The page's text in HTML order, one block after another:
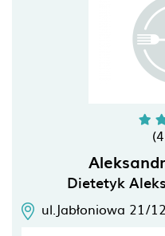
Dietetyk
ul.Jabłoniowa 21/